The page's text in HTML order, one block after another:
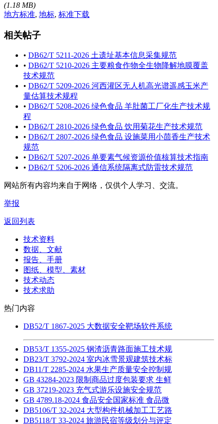
(1.18 MB)
地方标准, 地标, 标准下载
相关帖子
• DB62/T 5211-2026 土遗址基本信息采集规范
• DB62/T 5210-2026 主要粮食作物全生物降解地膜覆盖
技术规范
• DB62/T 5209-2026 河西灌区无人机高光谱遥感玉米产
量估算技术规程
• DB62/T 5208-2026 绿色食品 羊肚菌工厂化生产技术规
程
• DB62/T 2810-2026 绿色食品 饮用菊花生产技术规范
• DB62/T 2807-2026 绿色食品 设施菜用小茴香生产技术
规范
• DB62/T 5207-2026 单要素气候资源价值核算技术指南
• DB62/T 5206-2026 通信系统隔离式防雷技术规范
网站所有内容均来自于网络，仅供个人学习、交流。
举报
返回列表
技术资料
数据、文献
报告、手册
图纸、模型、素材
技术动态
技术求助
热门内容
DB52/T 1867-2025 大数据安全靶场软件系统
DB53/T 1355-2025 钢渣沥青路面施工技术规
DB23/T 3792-2024 室内冰雪景观建筑技术标
DB11/T 2285-2024 水果生产质量安全控制规
GB 43284-2023 限制商品过度包装要求 生鲜
GB 37219-2023 充气式游乐设施安全规范
GB 4789.18-2024 食品安全国家标准 食品微
DB5106/T 32-2024 大型构件机械加工工艺路
DB5118/T 33-2024 旅游民宿等级划分与评定